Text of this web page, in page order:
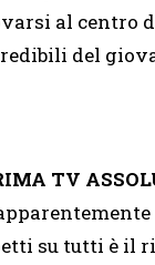
al centro
del
TV
su tutti è